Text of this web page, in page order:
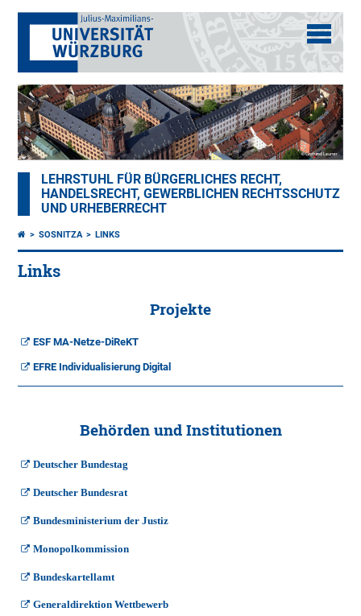
LEHRSTUHL FÜR BÜRGERLICHES RECHT,
HANDELSRECHT, GEWERBLICHEN RECHTSSCHUTZ
UND URHEBERRECHT
SOSNITZA LINKS
Links
Projekte
ESF MA-Netze-DiReKT
EFRE Individualisierung Digital
Behörden und Institutionen
Deutscher Bundestag
Deutscher Bundesrat
Bundesministerium der Justiz
Monopolkommission
Bundeskartellamt
Generaldirektion Wettbewerb